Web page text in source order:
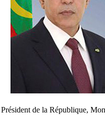
de la République,